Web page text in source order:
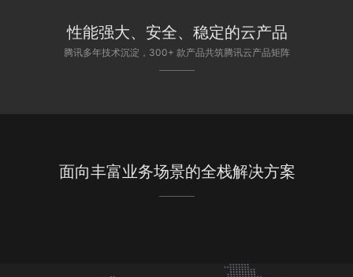
性能强大、安全、稳定的云产品
腾讯多年技术沉淀，300+ 款产品共筑腾讯云产品矩阵
面向丰富业务场景的全栈解决方案